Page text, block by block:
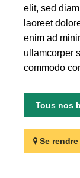
elit, sed
laoreet
enim ad
ullamcorper
commodo
Tous nos
Se